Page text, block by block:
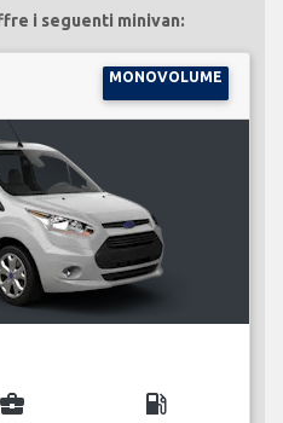
i seguenti minivan:
MONOVOLUME
business_center local_gas_station